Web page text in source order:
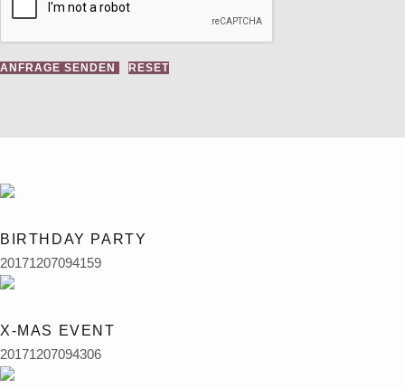
ANFRAGE SENDEN RESET
BIRTHDAY PARTY
20171207094159
X-MAS EVENT
20171207094306